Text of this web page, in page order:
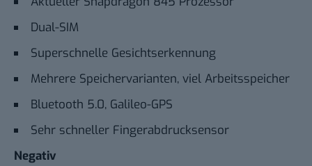
Dual-SIM
Superschnelle Gesichtserkennung
Mehrere Speichervarianten, viel Arbeitsspeicher
Bluetooth 5.0, Galileo-GPS
Sehr schneller Fingerabdrucksensor
Negativ